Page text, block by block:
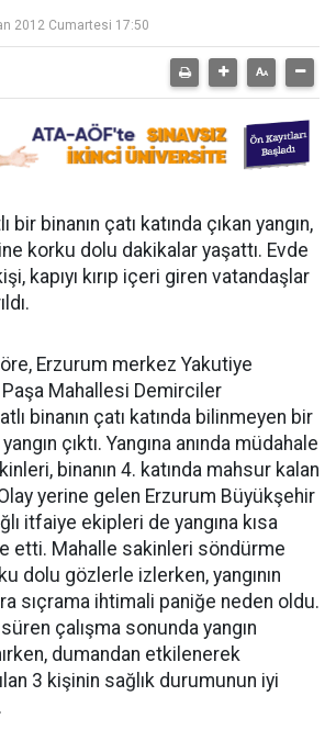
2012 Cumartesi 17:50
bir binanın çatı katında çıkan yangın,
korku dolu dakikalar yaşattı. Evde
kapıyı kırıp içeri giren vatandaşlar
Erzurum merkez Yakutiye
Mahallesi Demirciler
binanın çatı katında bilinmeyen bir
çıktı. Yangına anında müdahale
binanın 4. katında mahsur kalan
yerine gelen Erzurum Büyükşehir
itfaiye ekipleri de yangına kısa
etti. Mahalle sakinleri söndürme
dolu gözlerle izlerken, yangının
sıçrama ihtimali paniğe neden oldu.
çalışma sonunda yangın
dumandan etkilenerek
3 kişinin sağlık durumunun iyi